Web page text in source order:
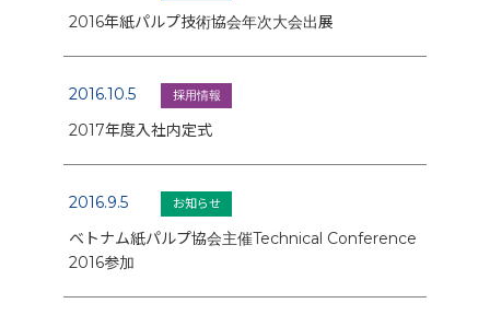
2016年紙パルプ技術協会年次大会出展
2016.10.5 採用情報
2017年度入社内定式
2016.9.5 お知らせ
ベトナム紙パルプ協会主催Technical Conference
2016参加